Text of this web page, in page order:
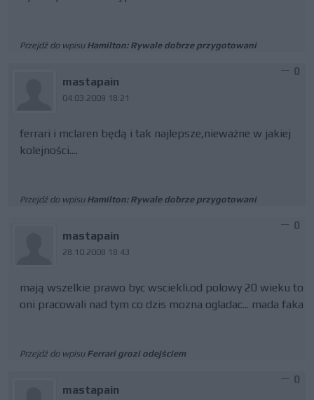
Przejdź do wpisu Hamilton: Rywale dobrze przygotowani
mastapain
04.03.2009 18:21
0
ferrari i mclaren będą i tak najlepsze,nieważne w jakiej
kolejności....
Przejdź do wpisu Hamilton: Rywale dobrze przygotowani
mastapain
28.10.2008 18:43
0
mają wszelkie prawo byc wsciekli.od polowy 20 wieku to
oni pracowali nad tym co dzis mozna ogladac... mada faka
Przejdź do wpisu Ferrari grozi odejściem
mastapain
0